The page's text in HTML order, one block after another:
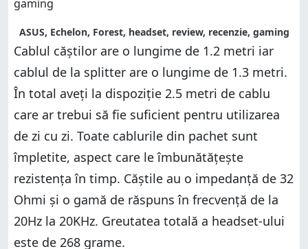
ASUS, Echelon, Forest, headset, review, recenzie, gaming
Cablul căștilor are o lungime de 1.2 metri iar
cablul de la splitter are o lungime de 1.3 metri.
În total aveți la dispoziție 2.5 metri de cablu
care ar trebui să fie suficient pentru utilizarea
de zi cu zi. Toate cablurile din pachet sunt
împletite, aspect care le îmbunătățește
rezistența în timp. Căștile au o impedanță de 32
Ohmi și o gamă de răspuns în frecvență de la
20Hz la 20KHz. Greutatea totală a headset-ului
este de 268 grame.